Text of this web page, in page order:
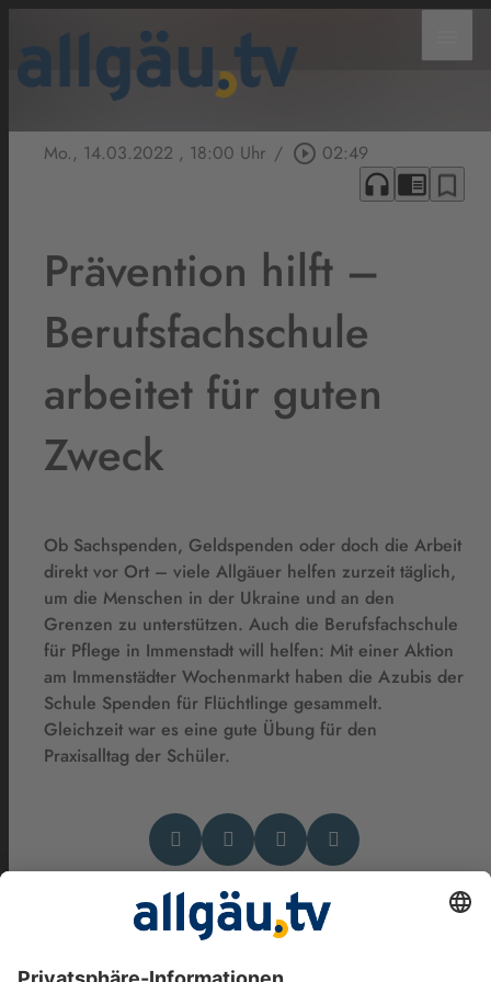
Mo., 14.03.2022 , 18:00 Uhr / play_circle_outline 02:49
headphones chrome_reader_mode bookmark_border
Prävention hilft –
Berufsfachschule
arbeitet für guten
Zweck
Ob Sachspenden, Geldspenden oder doch die Arbeit
direkt vor Ort – viele Allgäuer helfen zurzeit täglich,
um die Menschen in der Ukraine und an den
Grenzen zu unterstützen. Auch die Berufsfachschule
für Pflege in Immenstadt will helfen: Mit einer Aktion
am Immenstädter Wochenmarkt haben die Azubis der
Schule Spenden für Flüchtlinge gesammelt.
Gleichzeit war es eine gute Übung für den
Praxisalltag der Schüler.
Das könnte Dich auch